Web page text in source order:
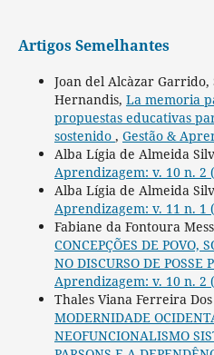
Artigos Semelhantes
Joan del Alcàzar Garrido,
Hernandis, La memoria
propuestas educativas
sostenido , Gestão &
Alba Lígia de Almeida
Aprendizagem: v. 10 n. 2
Alba Lígia de Almeida
Aprendizagem: v. 11 n. 1
Fabiane da Fontoura
CONCEPÇÕES DE POVO,
NO DISCURSO DE POSSE
Aprendizagem: v. 10 n. 2
Thales Viana Ferreira Dos
MODERNIDADE
NEOFUNCIONALISMO